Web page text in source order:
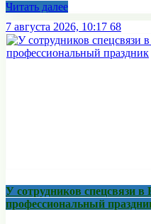
Читать далее
7 августа 2026, 10:17 68
У сотрудников спецсвязи в
профессиональный